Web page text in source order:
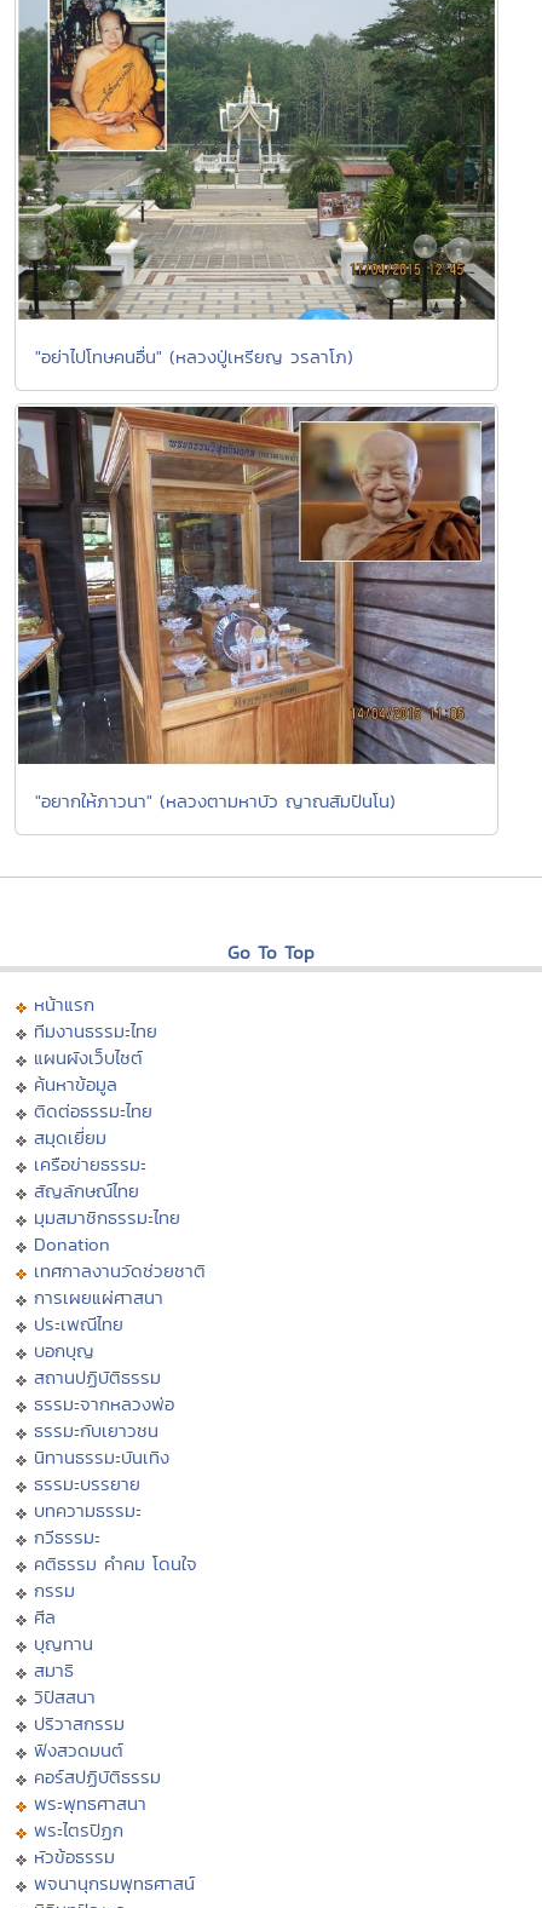
"อย่าไปโทษคนอื่น" (หลวงปู่เหรียญ วรลาโภ)
"อยากให้ภาวนา" (หลวงตามหาบัว ญาณสัมปันโน)
Go To Top
หน้าแรก
ทีมงานธรรมะไทย
แผนผังเว็บไซต์
ค้นหาข้อมูล
ติดต่อธรรมะไทย
สมุดเยี่ยม
เครือข่ายธรรมะ
สัญลักษณ์ไทย
มุมสมาชิกธรรมะไทย
Donation
เทศกาลงานวัดช่วยชาติ
การเผยแผ่ศาสนา
ประเพณีไทย
บอกบุญ
สถานปฏิบัติธรรม
ธรรมะจากหลวงพ่อ
ธรรมะกับเยาวชน
นิทานธรรมะบันเทิง
ธรรมะบรรยาย
บทความธรรมะ
กวีธรรมะ
คติธรรม คำคม โดนใจ
กรรม
ศีล
บุญทาน
สมาธิ
วิปัสสนา
ปริวาสกรรม
ฟังสวดมนต์
คอร์สปฏิบัติธรรม
พระพุทธศาสนา
พระไตรปิฏก
หัวข้อธรรม
พจนานุกรมพุทธศาสน์